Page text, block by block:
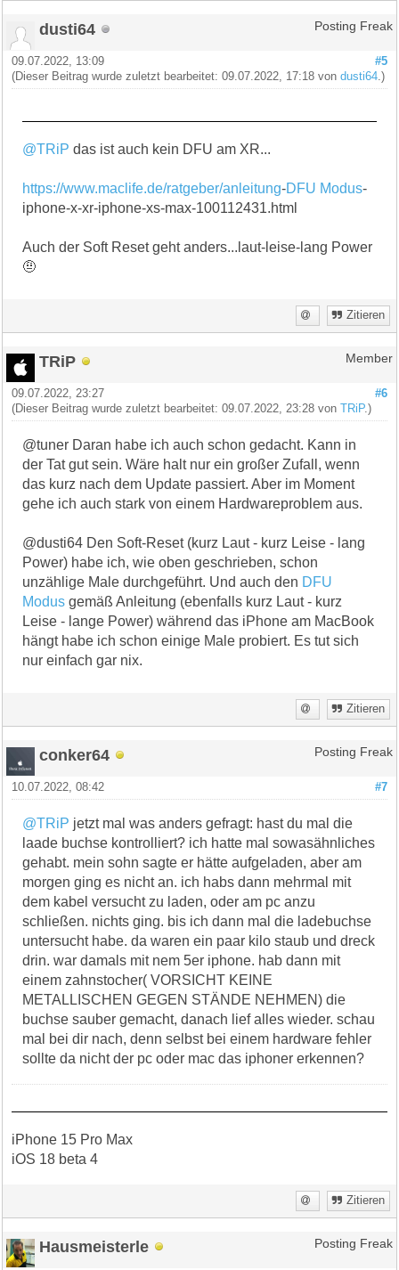
dusti64 Posting Freak
#5
09.07.2022, 13:09
(Dieser Beitrag wurde zuletzt bearbeitet: 09.07.2022, 17:18 vondusti64 .)
@TRiP das ist auch kein DFU am XR...
https://www.maclife.de/ratgeber/anleitung-DFU Modus-
iphone-x-xr-iphone-xs-max-100112431.html
Auch der Soft Reset geht anders...laut-leise-lang Power
🤨
Zitieren
TRiP Member
#6
09.07.2022, 23:27
(Dieser Beitrag wurde zuletzt bearbeitet: 09.07.2022, 23:28 vonTRiP.)
@tuner Daran habe ich auch schon gedacht. Kann in
der Tat gut sein. Wäre halt nur ein großer Zufall, wenn
das kurz nach dem Update passiert. Aber im Moment
gehe ich auch stark von einem Hardwareproblem aus.
@dusti64 Den Soft-Reset (kurz Laut - kurz Leise - lang
Power) habe ich, wie oben geschrieben, schon
unzählige Male durchgeführt. Und auch den DFU
Modus gemäß Anleitung (ebenfalls kurz Laut - kurz
Leise - lange Power) während das iPhone am MacBook
hängt habe ich schon einige Male probiert. Es tut sich
nur einfach gar nix.
Zitieren
conker64 Posting Freak
#7
10.07.2022, 08:42
@TRiP jetzt mal was anders gefragt: hast du mal die
laade buchse kontrolliert? ich hatte mal sowasähnliches
gehabt. mein sohn sagte er hätte aufgeladen, aber am
morgen ging es nicht an. ich habs dann mehrmal mit
dem kabel versucht zu laden, oder am pc anzu
schließen. nichts ging. bis ich dann mal die ladebuchse
untersucht habe. da waren ein paar kilo staub und dreck
drin. war damals mit nem 5er iphone. hab dann mit
einem zahnstocher( VORSICHT KEINE
METALLISCHEN GEGEN STÄNDE NEHMEN) die
buchse sauber gemacht, danach lief alles wieder. schau
mal bei dir nach, denn selbst bei einem hardware fehler
sollte da nicht der pc oder mac das iphoner erkennen?
iPhone 15 Pro Max
iOS 18 beta 4
Zitieren
Hausmeisterle Posting Freak